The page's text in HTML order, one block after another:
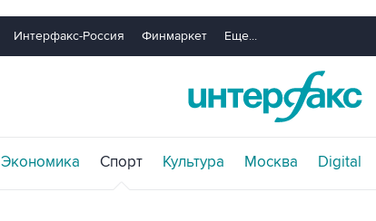
Интерфакс-Россия Финмаркет Еще...
Экономика Спорт Культура Москва Digital